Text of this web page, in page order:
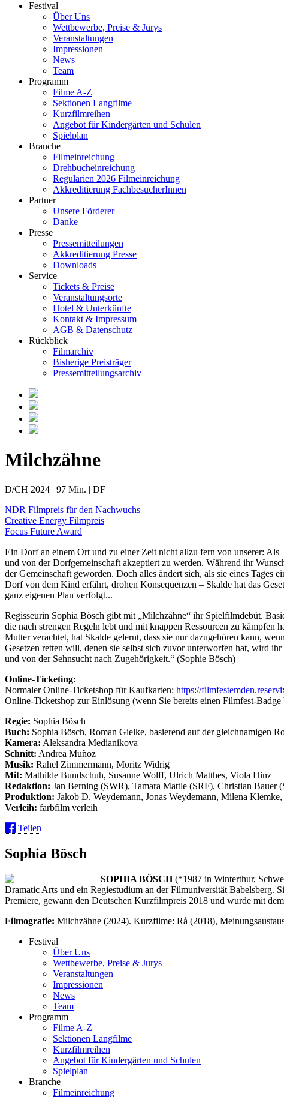
Festival
Über Uns
Wettbewerbe, Preise & Jurys
Veranstaltungen
Impressionen
News
Team
Programm
Filme A-Z
Sektionen Langfilme
Kurzfilmreihen
Angebot für Kindergärten und Schulen
Spielplan
Branche
Filmeinreichung
Drehbucheinreichung
Regularien 2026 Filmeinreichung
Akkreditierung FachbesucherInnen
Partner
Unsere Förderer
Danke
Presse
Pressemitteilungen
Akkreditierung Presse
Downloads
Service
Tickets & Preise
Veranstaltungsorte
Hotel & Unterkünfte
Kontakt & Impressum
AGB & Datenschutz
Rückblick
Filmarchiv
Bisherige Preisträger
Pressemitteilungsarchiv
Milchzähne
D/CH 2024 | 97 Min. | DF
NDR Filmpreis für den Nachwuchs
Creative Energy Filmpreis
Focus Future Award
Ein Dorf an einem Ort und zu einer Zeit nicht allzu fern von unserer:
und von der Dorfgemeinschaft akzeptiert zu werden. Während ihr
der Gemeinschaft geworden. Doch alles ändert sich, als sie eines
Dorf von dem Kind erfährt, drohen Konsequenzen – Skalde hat das
ganz eigenen Plan verfolgt...
Regisseurin Sophia Bösch gibt mit „Milchzähne“ ihr Spielfilmdebüt.
die nach strengen Regeln lebt und mit knappen Ressourcen zu
Mutter verachtet, hat Skalde gelernt, dass sie nur dazugehören kann,
Gesetzen retten will, denen sie selbst sich zuvor unterworfen hat, wird
und von der Sehnsucht nach Zugehörigkeit.“ (Sophie Bösch)
Online-Ticketing:
Normaler Online-Ticketshop für Kaufkarten: https://
Online-Ticketshop zur Einlösung (wenn Sie bereits einen Filmfest-Badge
Regie: Sophia Bösch
Buch: Sophia Bösch, Roman Gielke, basierend auf der gleichnamigen
Kamera: Aleksandra Medianikova
Schnitt: Andrea Muñoz
Musik: Rahel Zimmermann, Moritz Widrig
Mit: Mathilde Bundschuh, Susanne Wolff, Ulrich Matthes, Viola Hinz
Redaktion: Jan Berning (SWR), Tamara Mattle (SRF), Christian Bauer
Produktion: Jakob D. Weydemann, Jonas Weydemann, Milena
Verleih: farbfilm verleih
Teilen
Sophia Bösch
SOPHIA BÖSCH(*1987 in Winterthur,
Dramatic Arts und ein Regiestudium an der Filmuniversität
Premiere, gewann den Deutschen Kurzfilmpreis 2018 und wurde mit
Filmografie: Milchzähne (2024). Kurzfilme: Rå (2018),
Festival
Über Uns
Wettbewerbe, Preise & Jurys
Veranstaltungen
Impressionen
News
Team
Programm
Filme A-Z
Sektionen Langfilme
Kurzfilmreihen
Angebot für Kindergärten und Schulen
Spielplan
Branche
Filmeinreichung